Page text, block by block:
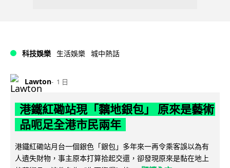
科技娛樂 生活娛樂 城中熱話
Lawton 1 日
港鐵紅磡站現「黐地銀包」 原來是藝術
品呃足全港市民兩年
港鐵紅磡站月台一個銀色「銀包」多年來一再令乘客誤以為有
人遺失財物，事主原本打算拾起交還，卻發現原來是黏在地上